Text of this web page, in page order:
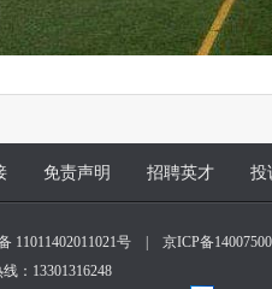
免责声明 招聘英才 投
11011402011021号
京ICP备
：13301316248